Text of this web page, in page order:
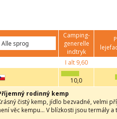
Camping-
generelle
indtryk
I alt9,60
10,0
rodinný kemp
čistý kemp, jídlo bezvadné, velmi
věc kempu... V blízkosti jsou termály